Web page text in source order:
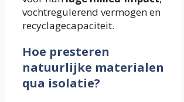
vochtregulerend vermogen en
recyclagecapaciteit.
Hoe presteren
natuurlijke materialen
qua isolatie?